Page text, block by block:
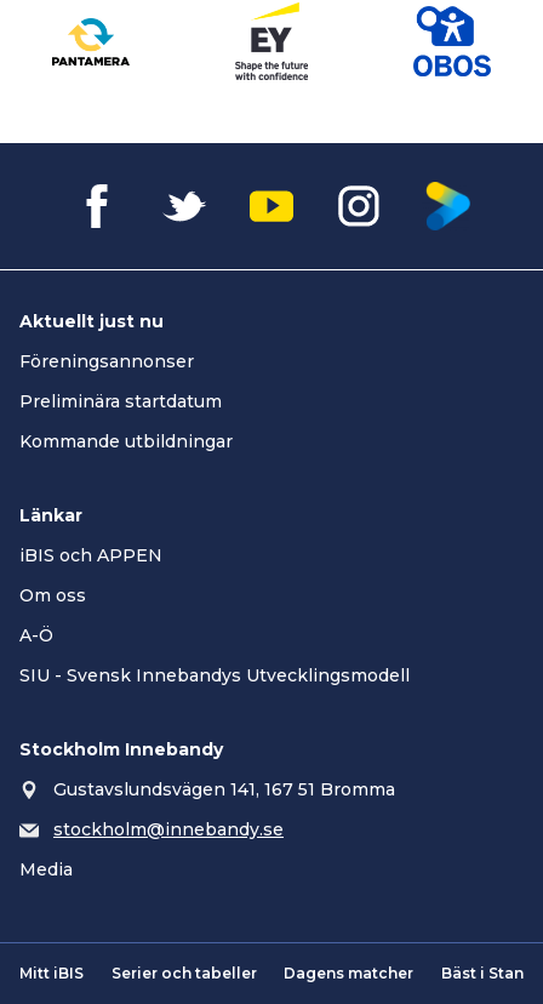
Aktuellt just nu
Föreningsannonser
Preliminära startdatum
Kommande utbildningar
Länkar
iBIS och APPEN
Om oss
A-Ö
SIU - Svensk Innebandys Utvecklingsmodell
Stockholm Innebandy
Gustavslundsvägen 141, 167 51 Bromma
stockholm@innebandy.se
Media
Mitt iBIS Serier och tabeller Dagens matcher Bäst i Stan